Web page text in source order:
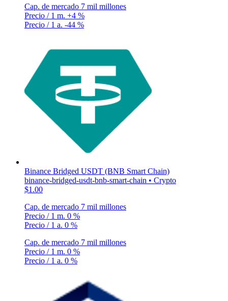
Cap. de mercado 7 mil millones
Precio / 1 m. +4 %
Precio / 1 a. -44 %
Binance Bridged USDT (BNB Smart Chain)
binance-bridged-usdt-bnb-smart-chain • Crypto
$1.00
Cap. de mercado 7 mil millones
Precio / 1 m. 0 %
Precio / 1 a. 0 %
Cap. de mercado 7 mil millones
Precio / 1 m. 0 %
Precio / 1 a. 0 %